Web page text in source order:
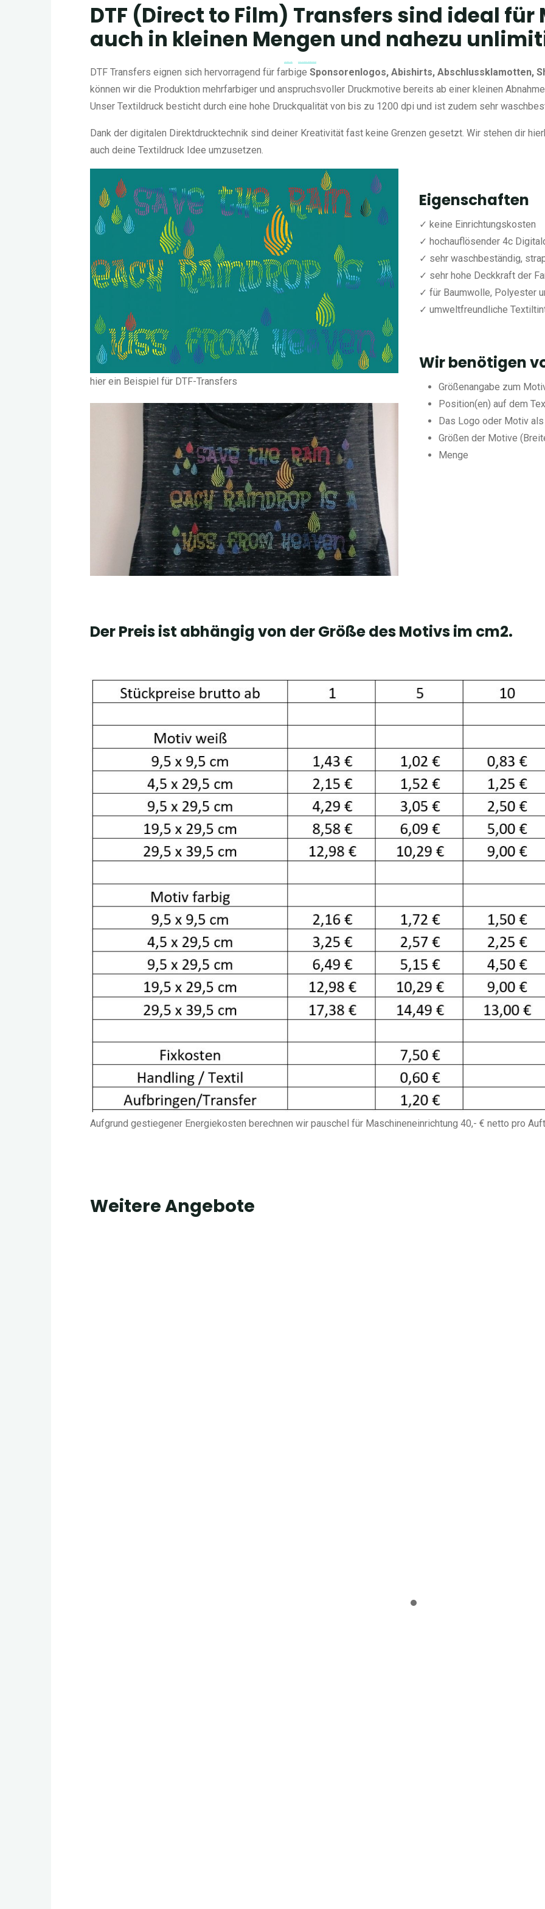
DTF (Direct to Film) Transfers sind ideal für
auch in kleinen Mengen und nahezu
Pen and Pixel www.albrecht-textieldruck.de
DTF Transfers eignen sich hervorragend für farbige Sponsorenlogos, Abishirts, Abschlussklamotten,
können wir die Produktion mehrfarbiger und anspruchsvoller Druckmotive bereits ab einer kleinen
Unser Textildruck besticht durch eine hohe Druckqualität von bis zu 1200 dpi und ist zudem sehr
Dank der digitalen Direktdrucktechnik sind deiner Kreativität fast keine Grenzen gesetzt. Wir stehen dir
auch deine Textildruck Idee umzusetzen.
hier ein Beispiel für DTF-Transfers
Eigenschaften
✓ keine Einrichtungskosten
✓ hochauflösender 4c
✓ sehr waschbeständig,
✓ sehr hohe Deckkraft der
✓ für Baumwolle, Polyester
✓ umweltfreundliche
Wir benötigen
Größenangabe zum
Position(en) auf dem
Das Logo oder Motiv
Größen der Motive
Menge
Der Preis ist abhängig von der Größe des Motivs im cm2.
Aufgrund gestiegener Energiekosten berechnen wir pauschel für Maschineneinrichtung 40,- € netto pro
Weitere Angebote